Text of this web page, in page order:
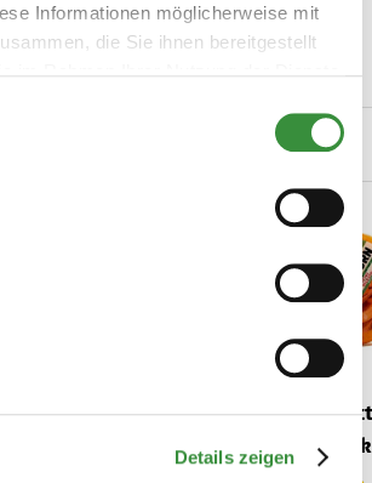
Informationen möglicherweise mit
die Sie ihnen bereitgestellt
Details zeigen
Hoogendoorn Kaas
Kräuterkäse
Jung bis